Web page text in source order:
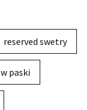
reserved swetry
paski